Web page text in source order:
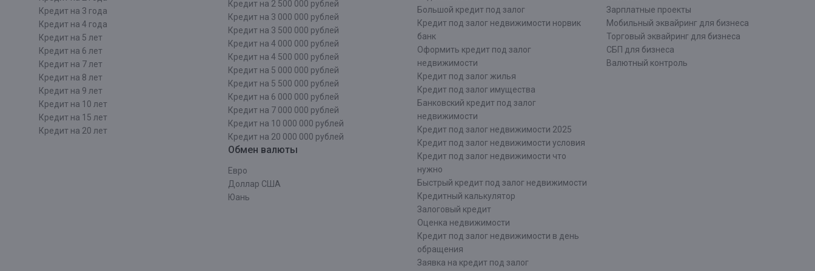
Кредит на 3 года
Кредит на 4 года
Кредит на 5 лет
Кредит на 6 лет
Кредит на 7 лет
Кредит на 8 лет
Кредит на 9 лет
Кредит на 10 лет
Кредит на 15 лет
Кредит на 20 лет
Кредит на 2 500 000 рублей
Кредит на 3 000 000 рублей
Кредит на 3 500 000 рублей
Кредит на 4 000 000 рублей
Кредит на 4 500 000 рублей
Кредит на 5 000 000 рублей
Кредит на 5 500 000 рублей
Кредит на 6 000 000 рублей
Кредит на 7 000 000 рублей
Кредит на 10 000 000 рублей
Кредит на 20 000 000 рублей
Обмен валюты
Евро
Доллар США
Юань
Большой кредит под залог
Кредит под залог недвижимости норвик
банк
Оформить кредит под залог
недвижимости
Кредит под залог жилья
Кредит под залог имущества
Банковский кредит под залог
недвижимости
Кредит под залог недвижимости 2025
Кредит под залог недвижимости условия
Кредит под залог недвижимости что
нужно
Быстрый кредит под залог недвижимости
Кредитный калькулятор
Залоговый кредит
Оценка недвижимости
Кредит под залог недвижимости в день
обращения
Заявка на кредит под залог
Зарплатные проекты
Мобильный эквайринг для бизнеса
Торговый эквайринг для бизнеса
СБП для бизнеса
Валютный контроль